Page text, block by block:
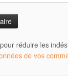
réduire les
de vos